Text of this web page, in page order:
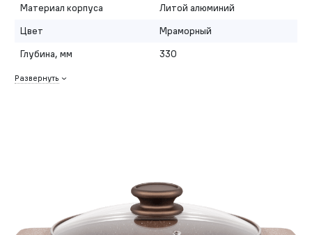
Материал корпуса
Литой алюминий
Цвет
Мраморный
Глубина, мм
330
Развернуть